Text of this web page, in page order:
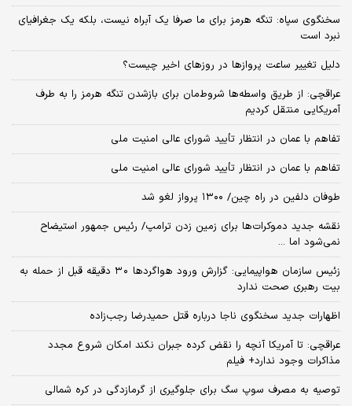
سخنگوی سپاه: تنگه هرمز برای ما صرفا یک آبراه نیست، بلکه یک جغرافیای
نبرد است
دلیل تغییر ساعت پروازها در روزهای اخیر چیست؟
عراقچی: از طریق واسطه‌ها شروط‌مان برای بازشدن تنگه هرمز را به طرف
آمریکایی منتقل کردیم
تفاهم با عمان در انتظار تأیید شورای عالی امنیت ملی
تفاهم با عمان در انتظار تأیید شورای عالی امنیت ملی
طوفان دلفین در راه چین/ ۱۳۰۰ پرواز لغو شد
نقشه جدید دموکرات‌ها برای زمین زدن ترامپ/ رئیس جمهور استیضاح
نمی‌شود اما ...
زئیس سازمان هواپیمایی: گزارش ورود هواگردها ٣٠ دقیقه قبل از حمله به
بیت رهبری صحت ندارد
اظهارات جدید سخنگوی ناجا درباره قتل حمیدرضا رجب‌زاده
عراقچی: تا آمریکا آنچه را نقض کرده جبران نکند امکان شروع مجدد
مذاکرات وجود ندارد+ فیلم
توصیه به مصرف سوپ سگ برای جلوگیری از گرمازدگی در کره شمالی